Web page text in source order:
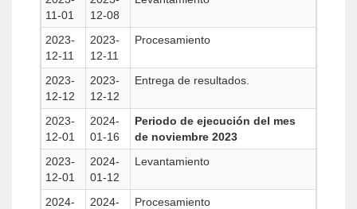
11-01
12-08
2023-
12-11
2023-
12-11
Procesamiento
2023-
12-12
2023-
12-12
Entrega de resultados.
2023-
12-01
2024-
01-16
Periodo de ejecución del mes
de noviembre 2023
2023-
12-01
2024-
01-12
Levantamiento
2024-
2024-
Procesamiento